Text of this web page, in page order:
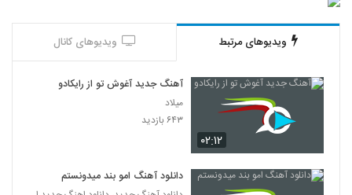
ویدیوهای مرتبط ویدیوهای کانال
۰۲:۱۲
آهنگ جدید آغوش تو از رایکادو
میلاد
۶۴۳ بازدید
دانلود آهنگ امو بند میدونستم